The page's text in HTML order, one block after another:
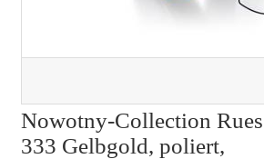
Nowotny-Collection
333 Gelbgold, poliert,